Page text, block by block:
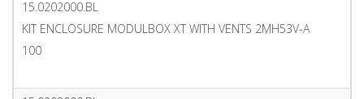
15.0202000.BL
KIT ENCLOSURE MODULBOX XT WITH VENTS 2MH53V-A
100